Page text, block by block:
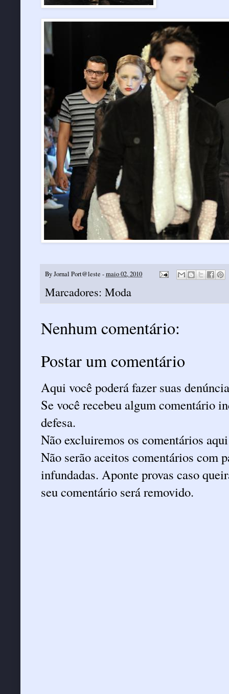
ByJornal Port@leste -maio 02, 2010
Marcadores: Moda
Nenhum comentário:
Postar um comentário
Aqui você poderá fazer suas
Se você recebeu algum comentário
defesa.
Não excluiremos os comentários
Não serão aceitos comentários com
infundadas. Aponte provas caso
seu comentário será removido.